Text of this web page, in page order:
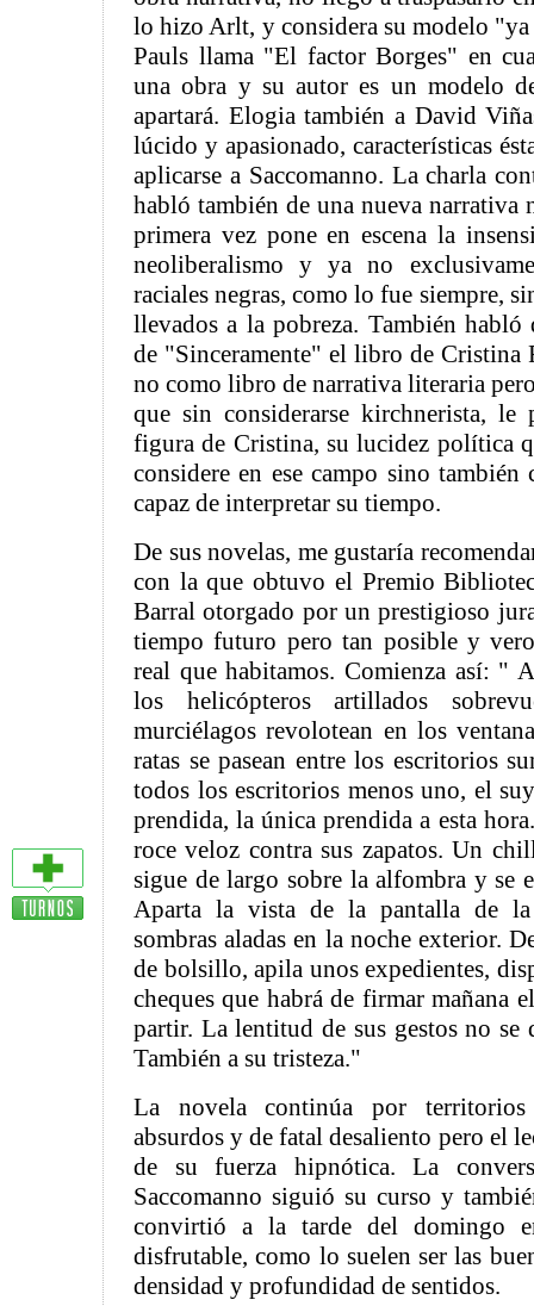
lo hizo Arlt, y considera su modelo
Pauls llama "El factor Borges" en
una obra y su autor es un modelo
apartará. Elogia también a David
lúcido y apasionado, características
aplicarse a Saccomanno. La charla
habló también de una nueva narrativa
primera vez pone en escena la
neoliberalismo y ya no
raciales negras, como lo fue siempre,
llevados a la pobreza. También
de "Sinceramente" el libro de Cristina
no como libro de narrativa literaria
que sin considerarse kirchnerista, le
figura de Cristina, su lucidez política
considere en ese campo sino
capaz de interpretar su tiempo.
De sus novelas, me gustaría
con la que obtuvo el Premio
Barral otorgado por un prestigioso
tiempo futuro pero tan posible y
real que habitamos. Comienza así: "
los helicópteros artillados
murciélagos revolotean en los
ratas se pasean entre los escritorios
todos los escritorios menos uno, el
prendida, la única prendida a esta
roce veloz contra sus zapatos. Un
sigue de largo sobre la alfombra y se
Aparta la vista de la pantalla de la
sombras aladas en la noche exterior.
de bolsillo, apila unos expedientes,
cheques que habrá de firmar mañana
partir. La lentitud de sus gestos no se
También a su tristeza."
La novela continúa por territorios
absurdos y de fatal desaliento pero el
de su fuerza hipnótica. La
Saccomanno siguió su curso y
convirtió a la tarde del domingo
disfrutable, como lo suelen ser las
densidad y profundidad de sentidos.